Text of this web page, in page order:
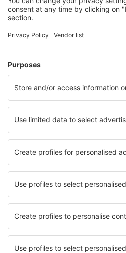
Cele mai căutate cazări de
Cazare în Paris
Cazare în Cannes Cazare în Nisa
Cazare în Serignan Cazare în
Cazare în La Baule-Escoublac
Cele mai bune locuri de cazare -
Cazare în Cedzyna Cazare în
Cazare în Caplan Cazare în